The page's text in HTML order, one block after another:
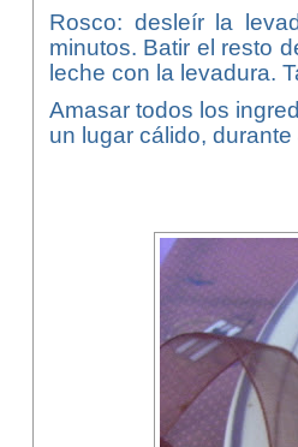
Rosco: desleír la
minutos. Batir el resto
leche con la levadura.
Amasar todos los
un lugar cálido,